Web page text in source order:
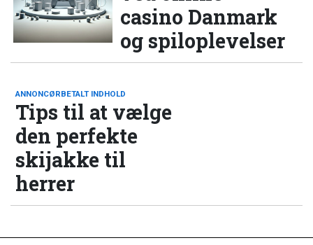
casino Danmark
og spiloplevelser
ANNONCØRBETALT INDHOLD
Tips til at vælge
den perfekte
skijakke til
herrer